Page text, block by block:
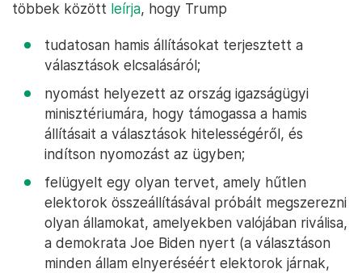
többek között leírja, hogy Trump
tudatosan hamis állításokat terjesztett a
választások elcsalásáról;
nyomást helyezett az ország igazságügyi
minisztériumára, hogy támogassa a hamis
állításait a választások hitelességéről, és
indítson nyomozást az ügyben;
felügyelt egy olyan tervet, amely hűtlen
elektorok összeállításával próbált megszerezni
olyan államokat, amelyekben valójában riválisa,
a demokrata Joe Biden nyert (a választáson
minden állam elnyeréséért elektorok járnak,